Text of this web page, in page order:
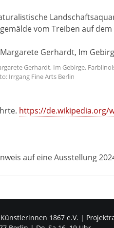
vom Treiben auf
Gerhardt, Im Gebirge,
Irrgang Fine Arts Berlin
https://de.wikipedia.org/
auf eine Ausstellung
1867 e.V. |